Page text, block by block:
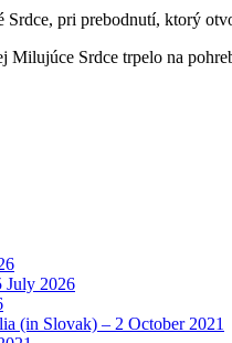
Srdce, pri prebodnutí, ktorý
Milujúce Srdce trpelo na
July 2026
(in Slovak) – 2 October 2021